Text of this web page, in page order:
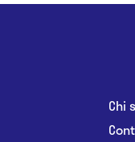
Chi